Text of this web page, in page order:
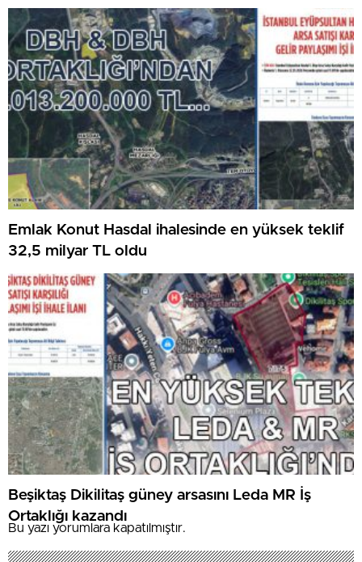
Emlak Konut Hasdal ihalesinde en yüksek teklif
32,5 milyar TL oldu
Beşiktaş Dikilitaş güney arsasını Leda MR İş
Ortaklığı kazandı
Bu yazı yorumlara kapatılmıştır.